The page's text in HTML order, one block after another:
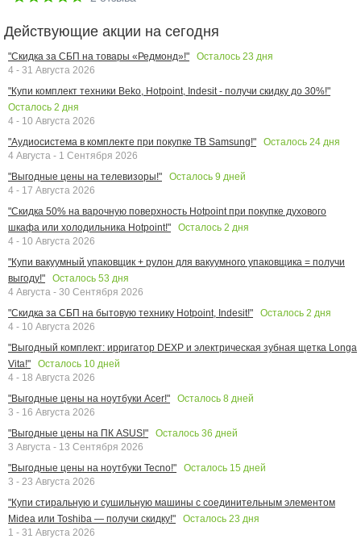
Действующие акции на сегодня
"Скидка за СБП на товары «Редмонд»!" Осталось 23 дня
4 - 31 Августа 2026
"Купи комплект техники Beko, Hotpoint, Indesit - получи скидку до 30%!"
Осталось 2 дня
4 - 10 Августа 2026
"Аудиосистема в комплекте при покупке ТВ Samsung!"
Осталось 24 дня
4 Августа - 1 Сентября 2026
"Выгодные цены на телевизоры!"
Осталось 9 дней
4 - 17 Августа 2026
"Скидка 50% на варочную поверхность Hotpoint при покупке духового
шкафа или холодильника Hotpoint!"
Осталось 2 дня
4 - 10 Августа 2026
"Купи вакуумный упаковщик + рулон для вакуумного упаковщика = получи
выгоду!"
Осталось 53 дня
4 Августа - 30 Сентября 2026
"Скидка за СБП на бытовую технику Hotpoint, Indesit!"
Осталось 2 дня
4 - 10 Августа 2026
"Выгодный комплект: ирригатор DEXP и электрическая зубная щетка Longa
Vita!"
Осталось 10 дней
4 - 18 Августа 2026
"Выгодные цены на ноутбуки Acer!"
Осталось 8 дней
3 - 16 Августа 2026
"Выгодные цены на ПК ASUS!"
Осталось 36 дней
3 Августа - 13 Сентября 2026
"Выгодные цены на ноутбуки Tecno!"
Осталось 15 дней
3 - 23 Августа 2026
"Купи стиральную и сушильную машины с соединительным элементом
Midea или Toshiba — получи скидку!"
Осталось 23 дня
1 - 31 Августа 2026